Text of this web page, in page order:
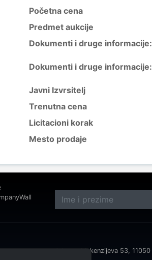
Početna cena
Predmet aukcije
Dokumenti i druge informacije:
Dokumenti i druge informacije:
Javni Izvrsitelj
Trenutna cena
Licitacioni korak
Mesto prodaje
Adresa: Makenzijeva 53, 11050